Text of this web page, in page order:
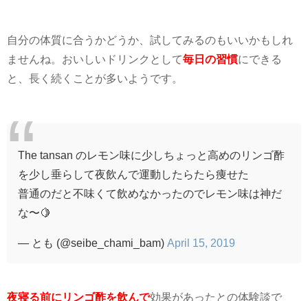
を少し垂らして夜飲んで運動したらたら痩せた
普通のだと不味くて飲めなかったのでレモン味は神だ
な〜🍋
— とも (@seibe_chami_bam)April 15, 2019
かったようですね。